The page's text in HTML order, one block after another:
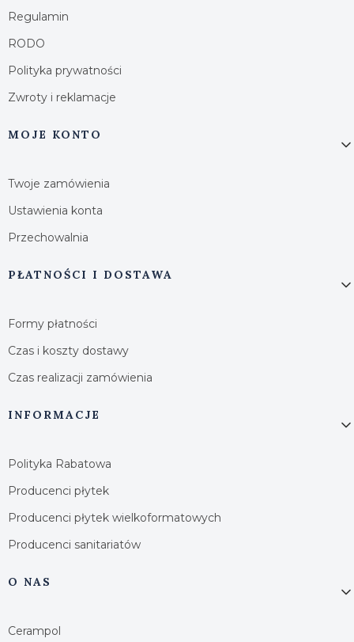
Regulamin
RODO
Polityka prywatności
Zwroty i reklamacje
MOJE KONTO
Twoje zamówienia
Ustawienia konta
Przechowalnia
PŁATNOŚCI I DOSTAWA
Formy płatności
Czas i koszty dostawy
Czas realizacji zamówienia
INFORMACJE
Polityka Rabatowa
Producenci płytek
Producenci płytek wielkoformatowych
Producenci sanitariatów
O NAS
Cerampol